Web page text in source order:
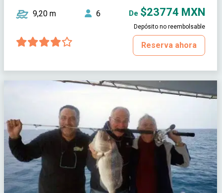
9,20 m 6 De $23774 MXN
Depósito no reembolsable
Reserva ahora